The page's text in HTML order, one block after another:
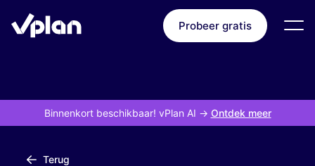
Probeer gratis
Binnenkort beschikbaar! vPlan AI -> Ontdek meer
Terug